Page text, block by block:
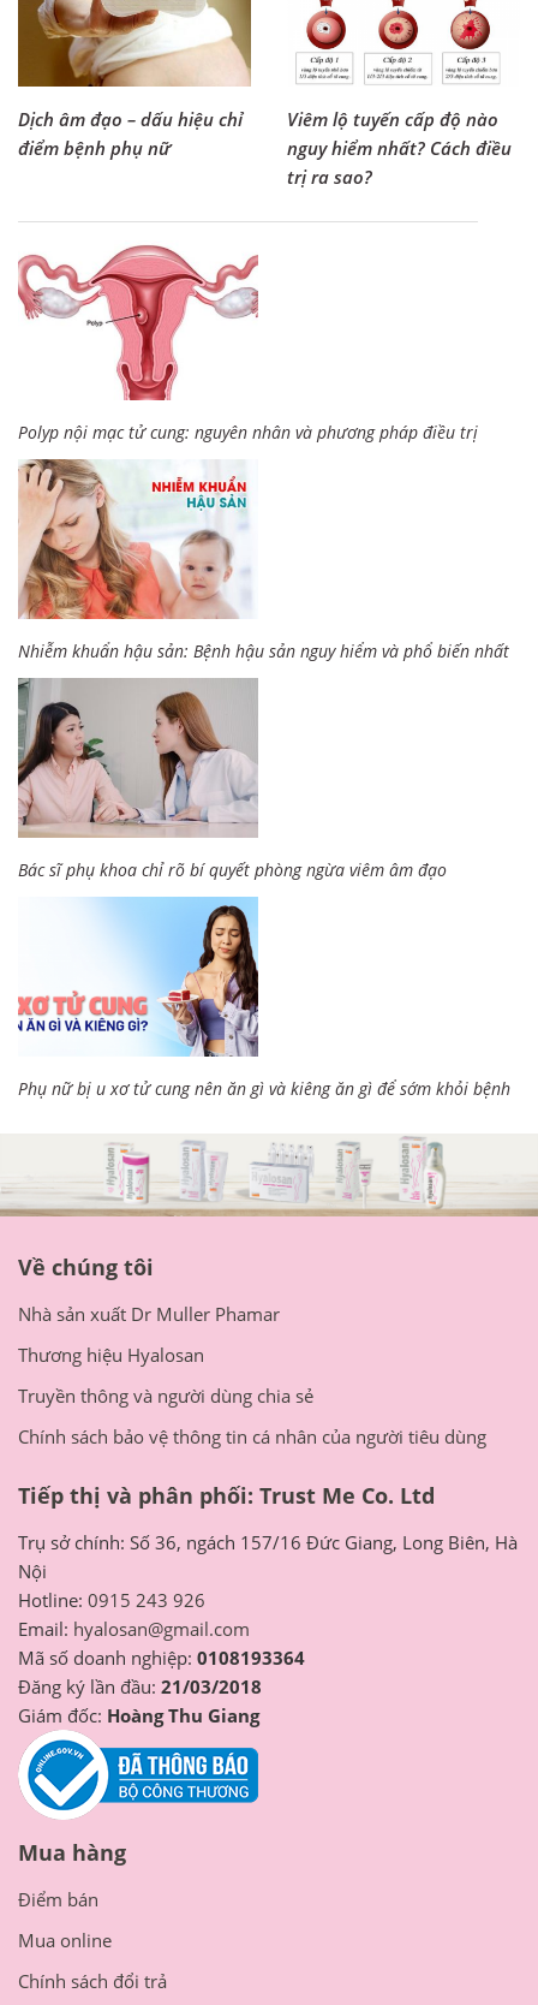
Dịch âm đạo – dấu hiệu chỉ
điểm bệnh phụ nữ
Viêm lộ tuyến cấp độ nào
nguy hiểm nhất? Cách điều
trị ra sao?
Polyp nội mạc tử cung: nguyên nhân và phương pháp điều trị
Nhiễm khuẩn hậu sản: Bệnh hậu sản nguy hiểm và phổ biến nhất
Bác sĩ phụ khoa chỉ rõ bí quyết phòng ngừa viêm âm đạo
Phụ nữ bị u xơ tử cung nên ăn gì và kiêng ăn gì để sớm khỏi bệnh
Về chúng tôi
Nhà sản xuất Dr Muller Phamar
Thương hiệu Hyalosan
Truyền thông và người dùng chia sẻ
Chính sách bảo vệ thông tin cá nhân của người tiêu dùng
Tiếp thị và phân phối: Trust Me Co. Ltd
Trụ sở chính: Số 36, ngách 157/16 Đức Giang, Long Biên, Hà
Nội
Hotline: 0915 243 926
Email: hyalosan@gmail.com
Mã số doanh nghiệp: 0108193364
Đăng ký lần đầu: 21/03/2018
Giám đốc: Hoàng Thu Giang
Mua hàng
Điểm bán
Mua online
Chính sách đổi trả